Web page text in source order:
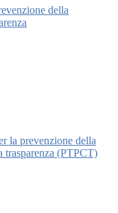
della
la prevenzione della
trasparenza (PTPCT)